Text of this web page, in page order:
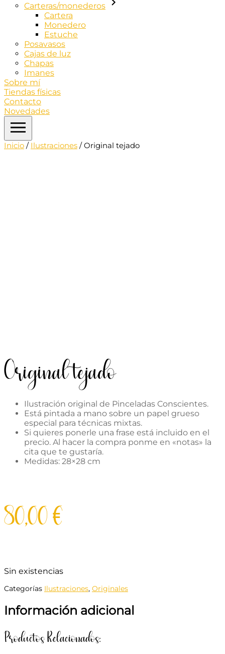
Carteras/monederos
Cartera
Monedero
Estuche
Posavasos
Cajas de luz
Chapas
Imanes
Sobre mí
Tiendas físicas
Contacto
Novedades
Inicio / Ilustraciones / Original tejado
Original tejado
Ilustración original de Pinceladas Conscientes.
Está pintada a mano sobre un papel grueso
especial para técnicas mixtas.
Si quieres ponerle una frase está incluido en el
precio. Al hacer la compra ponme en «notas» la
cita que te gustaría.
Medidas: 28×28 cm
80,00€
Sin existencias
Categorías Ilustraciones, Originales
Información adicional
Productos Relacionados: